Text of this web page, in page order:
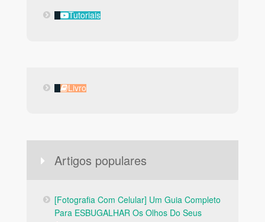
TutoriaisTutoriais
LivroLivro
Artigos populares
[Fotografia Com Celular] Um Guia Completo
Para ESBUGALHAR Os Olhos Do Seus